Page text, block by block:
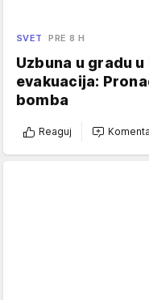
SVET PRE 8 H
Uzbuna u gradu
evakuacija:
bomba
Reaguj